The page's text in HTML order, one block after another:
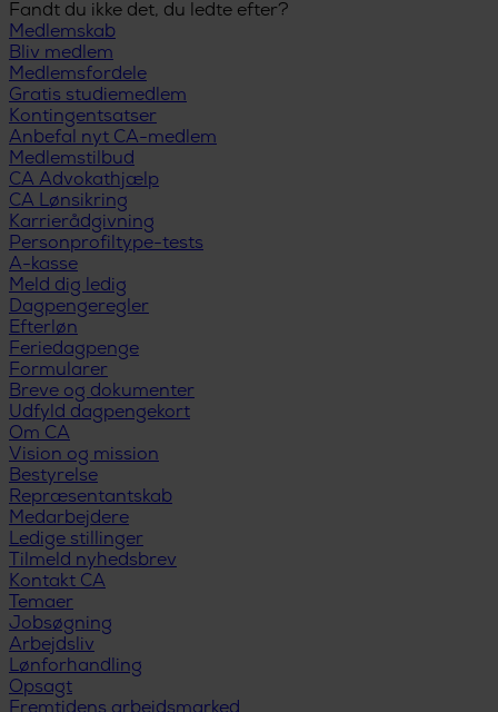
Fandt du ikke det, du ledte efter?
Medlemskab
Bliv medlem
Medlemsfordele
Gratis studiemedlem
Kontingentsatser
Anbefal nyt CA-medlem
Medlemstilbud
CA Advokathjælp
CA Lønsikring
Karrierådgivning
Personprofiltype-tests
A-kasse
Meld dig ledig
Dagpengeregler
Efterløn
Feriedagpenge
Formularer
Breve og dokumenter
Udfyld dagpengekort
Om CA
Vision og mission
Bestyrelse
Repræsentantskab
Medarbejdere
Ledige stillinger
Tilmeld nyhedsbrev
Kontakt CA
Temaer
Jobsøgning
Arbejdsliv
Lønforhandling
Opsagt